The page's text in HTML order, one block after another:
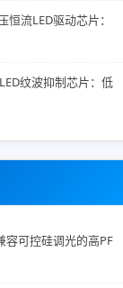
恒流LED驱动芯片：
纹波抑制芯片：低
容可控硅调光的高PF